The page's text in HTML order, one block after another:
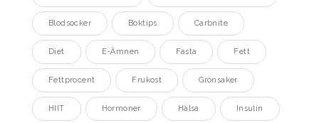
Blodsocker Boktips Carbnite
Diet E-Ämnen Fasta Fett
Fettprocent Frukost Grönsaker
HIIT Hormoner Hälsa Insulin